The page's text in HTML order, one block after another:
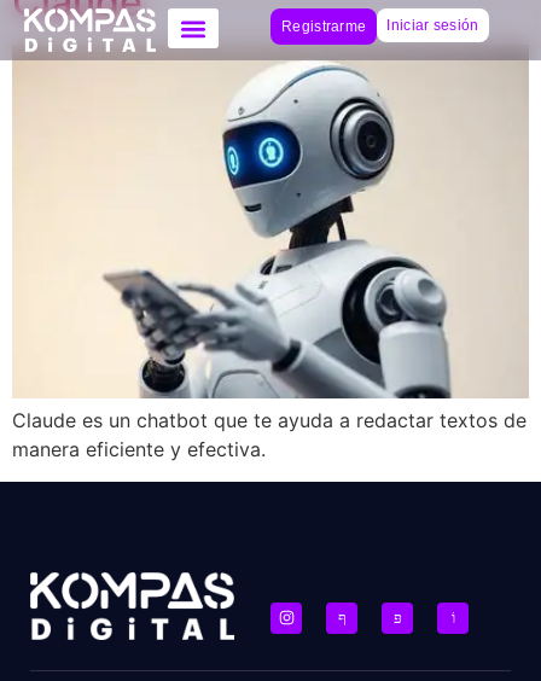
Registrarme Iniciar sesión
Claude es un chatbot que te ayuda a redactar textos de
manera eficiente y efectiva.